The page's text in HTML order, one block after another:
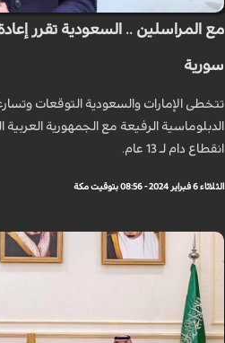
مع المراسلين .. السعودية تقرر
سورية
تتخطى الإمارات والسعودية التوقعات
الدبلوماسية الرفيعة مع الجمهورية العربية
انقطاع دام لـ 13 عام.
الثلاثاء 6 فبراير 2024 - 08:56 بتوقيت مكة